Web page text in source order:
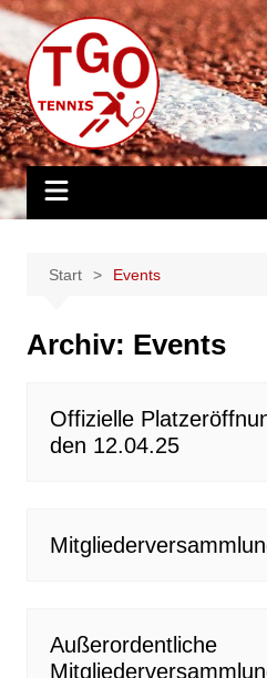
Zum
Inhalt
springen
Start Events
Archiv: Events
Offizielle
den 12.04.25
Außerordentliche